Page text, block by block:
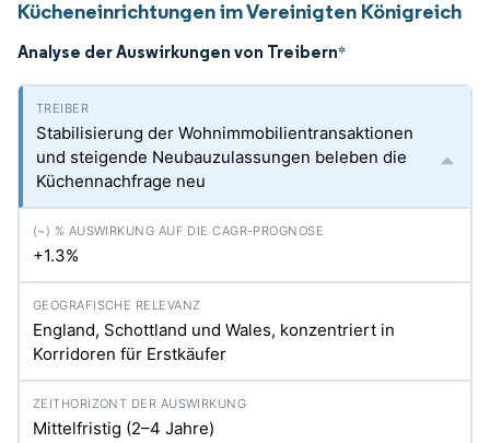
Kücheneinrichtungen im Vereinigten Königreich
Analyse der Auswirkungen von Treibern*
Stabilisierung der Wohnimmobilientransaktionen
und steigende Neubauzulassungen beleben die
Küchennachfrage neu
+1.3%
England, Schottland und Wales, konzentriert in
Korridoren für Erstkäufer
Mittelfristig (2–4 Jahre)